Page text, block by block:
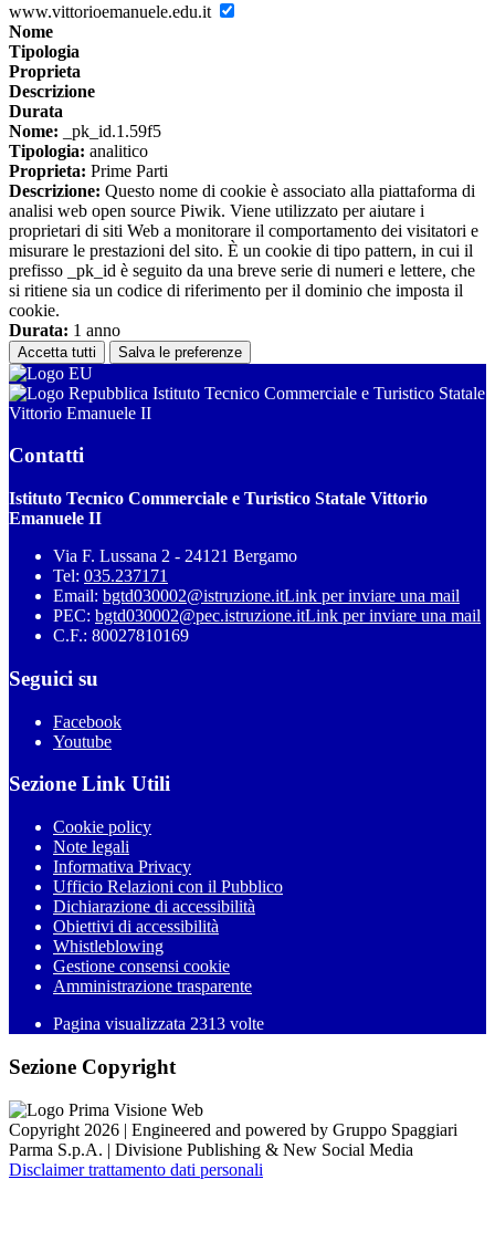
www.vittorioemanuele.edu.it
Nome
Tipologia
Proprieta
Descrizione
Durata
Nome: _pk_id.1.59f5
Tipologia: analitico
Proprieta: Prime Parti
Descrizione: Questo nome di cookie è associato alla piattaforma di
analisi web open source Piwik. Viene utilizzato per aiutare i
proprietari di siti Web a monitorare il comportamento dei visitatori e
misurare le prestazioni del sito. È un cookie di tipo pattern, in cui il
prefisso _pk_id è seguito da una breve serie di numeri e lettere, che
si ritiene sia un codice di riferimento per il dominio che imposta il
cookie.
Durata: 1 anno
Accetta tutti Salva le preferenze
Istituto Tecnico Commerciale e Turistico Statale
Vittorio Emanuele II
Contatti
Istituto Tecnico Commerciale e Turistico Statale Vittorio
Emanuele II
Via F. Lussana 2 - 24121 Bergamo
Tel: 035.237171
Email: bgtd030002@istruzione.itLink per inviare una mail
PEC: bgtd030002@pec.istruzione.itLink per inviare una mail
C.F.: 80027810169
Seguici su
Facebook
Youtube
Sezione Link Utili
Cookie policy
Note legali
Informativa Privacy
Ufficio Relazioni con il Pubblico
Dichiarazione di accessibilità
Obiettivi di accessibilità
Whistleblowing
Gestione consensi cookie
Amministrazione trasparente
Pagina visualizzata 2313 volte
Sezione Copyright
Copyright 2026 | Engineered and powered by Gruppo Spaggiari
Parma S.p.A. | Divisione Publishing & New Social Media
Disclaimer trattamento dati personali